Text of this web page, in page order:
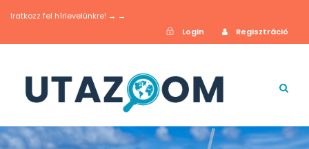
Iratkozz fel hírlevelünkre! → →
Login
Regisztráció